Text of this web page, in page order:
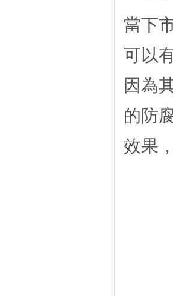
當下
可以
因為
的防
效果